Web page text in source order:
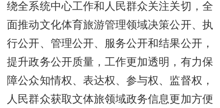
绕全系统中心工作和人民群众关注关切，全
面推动文化体育旅游管理领域决策公开、执
行公开、管理公开、服务公开和结果公开，
提升政务公开质量，工作更加透明，有力保
障公众知情权、表达权、参与权、监督权，
人民群众获取文体旅领域政务信息更加方便